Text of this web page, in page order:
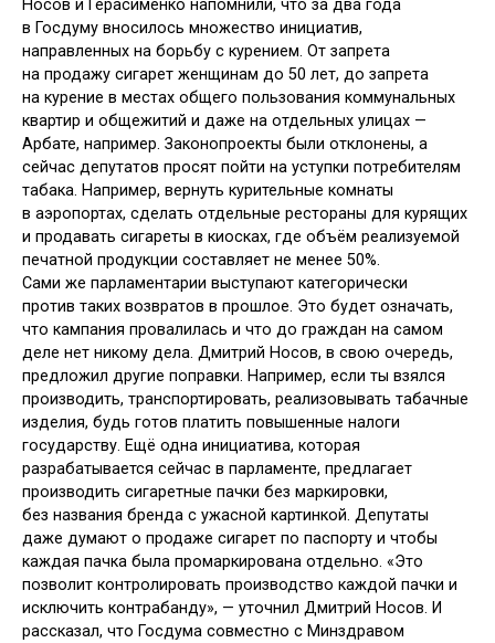
Носов и Герасименко напомнили, что за два года
в Госдуму вносилось множество инициатив,
направленных на борьбу с курением. От запрета
на продажу сигарет женщинам до 50 лет, до запрета
на курение в местах общего пользования коммунальных
квартир и общежитий и даже на отдельных улицах —
Арбате, например. Законопроекты были отклонены, а
сейчас депутатов просят пойти на уступки потребителям
табака. Например, вернуть курительные комнаты
в аэропортах, сделать отдельные рестораны для курящих
и продавать сигареты в киосках, где объём реализуемой
печатной продукции составляет не менее 50%.
Сами же парламентарии выступают категорически
против таких возвратов в прошлое. Это будет означать,
что кампания провалилась и что до граждан на самом
деле нет никому дела. Дмитрий Носов, в свою очередь,
предложил другие поправки. Например, если ты взялся
производить, транспортировать, реализовывать табачные
изделия, будь готов платить повышенные налоги
государству. Ещё одна инициатива, которая
разрабатывается сейчас в парламенте, предлагает
производить сигаретные пачки без маркировки,
без названия бренда с ужасной картинкой. Депутаты
даже думают о продаже сигарет по паспорту и чтобы
каждая пачка была промаркирована отдельно. «Это
позволит контролировать производство каждой пачки и
исключить контрабанду», — уточнил Дмитрий Носов. И
рассказал, что Госдума совместно с Минздравом